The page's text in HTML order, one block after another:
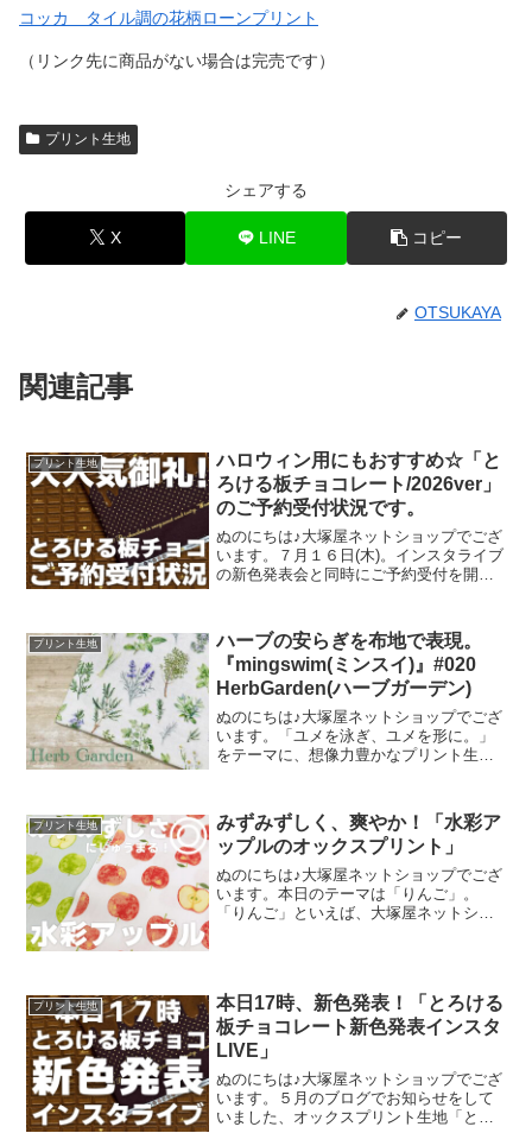
コッカ タイル調の花柄ローンプリント
（リンク先に商品がない場合は完売です）
プリント生地
シェアする
X LINE コピー
OTSUKAYA
関連記事
プリント生地
ハロウィン用にもおすすめ☆「と
ろける板チョコレート/2026ver」
のご予約受付状況です。
ぬのにちは♪大塚屋ネットショップでござ
います。７月１６日(木)。インスタライブ
の新色発表会と同時にご予約受付を開始
ョン。「復刻カラー３色」と「新色３
色」の全６色にて展
プリント生地
ハーブの安らぎを布地で表現。
『mingswim(ミンスイ)』#020
HerbGarden(ハーブガーデン)
ぬのにちは♪大塚屋ネットショップでござ
います。「ユメを泳ぎ、ユメを形に。」
をテーマに、想像力豊かなプリント生地
集ページよりご覧いただけます。＼
mingswi
プリント生地
みずみずしく、爽やか！「水彩ア
ップルのオックスプリント」
ぬのにちは♪大塚屋ネットショップでござ
います。本日のテーマは「りんご」。
「りんご」といえば、大塚屋ネットショ
プリント生地
本日17時、新色発表！「とろける
板チョコレート新色発表インスタ
LIVE」
ぬのにちは♪大塚屋ネットショップでござ
います。５月のブログでお知らせをして
いました、オックスプリント生地「とろ